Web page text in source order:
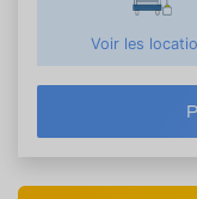
Voir les